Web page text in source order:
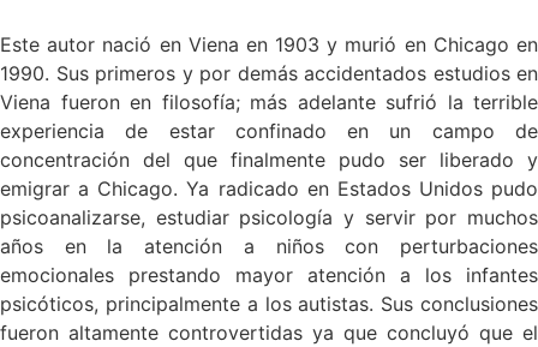
Este autor nació en Viena en 1903 y murió en Chicago en
1990. Sus primeros y por demás accidentados estudios en
Viena fueron en filosofía; más adelante sufrió la terrible
experiencia de estar confinado en un campo de
concentración del que finalmente pudo ser liberado y
emigrar a Chicago. Ya radicado en Estados Unidos pudo
psicoanalizarse, estudiar psicología y servir por muchos
años en la atención a niños con perturbaciones
emocionales prestando mayor atención a los infantes
psicóticos, principalmente a los autistas. Sus conclusiones
fueron altamente controvertidas ya que concluyó que el